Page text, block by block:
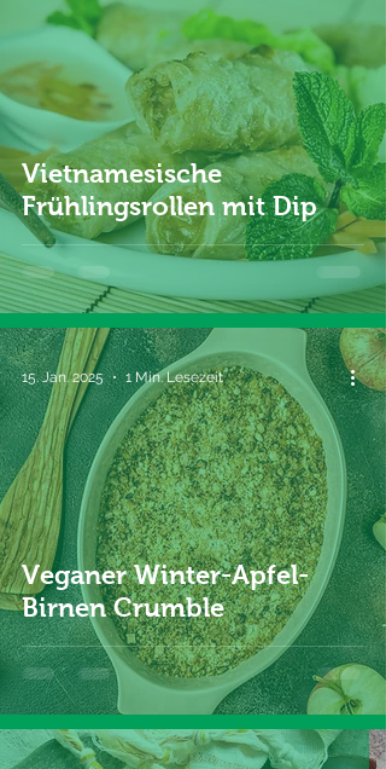
Vietnamesische
Frühlingsrollen mit Dip
Veganer Winter-Apfel-
Birnen Crumble
15. Jan. 2025 1 Min. Lesezeit